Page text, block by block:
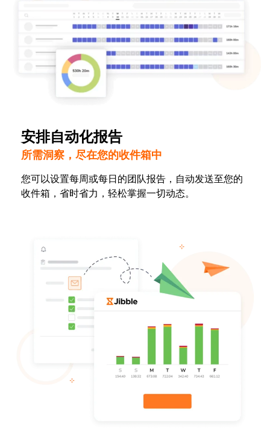
安排自动化报告
所需洞察，尽在您的收件箱中
您可以设置每周或每日的团队报告，自动发送至您的
收件箱，省时省力，轻松掌握一切动态。